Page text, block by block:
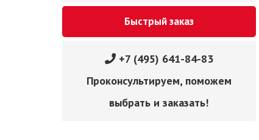
Быстрый заказ
+7 (495) 641-84-83
Проконсультируем, поможем
выбрать и заказать!